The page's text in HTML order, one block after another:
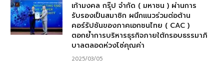
เก้ามงคล กรุ๊ป จำกัด ( มหาชน ) ผ่านการ
รับรองเป็นสมาชิก ผนึกแนวร่วมต่อต้าน
คอร์รัปชันของภาคเอกชนไทย ( CAC )
ตอกย้ำการบริหารธุรกิจภายใต้กรอบธรรมาภิ
บาลตลอดห่วงโซ่คุณค่า
2025/03/05